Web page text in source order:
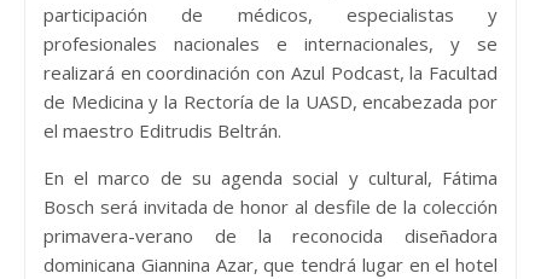
participación de médicos, especialistas y
profesionales nacionales e internacionales, y se
realizará en coordinación con Azul Podcast, la Facultad
de Medicina y la Rectoría de la UASD, encabezada por
el maestro Editrudis Beltrán.
En el marco de su agenda social y cultural, Fátima
Bosch será invitada de honor al desfile de la colección
primavera-verano de la reconocida diseñadora
dominicana Giannina Azar, que tendrá lugar en el hotel